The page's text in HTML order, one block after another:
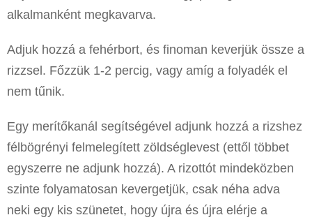
alkalmanként megkavarva.
Adjuk hozzá a fehérbort, és finoman keverjük össze a
rizzsel. Főzzük 1-2 percig, vagy amíg a folyadék el
nem tűnik.
Egy merítőkanál segítségével adjunk hozzá a rizshez
félbögrényi felmelegített zöldséglevest (ettől többet
egyszerre ne adjunk hozzá). A rizottót mindeközben
szinte folyamatosan kevergetjük, csak néha adva
neki egy kis szünetet, hogy újra és újra elérje a